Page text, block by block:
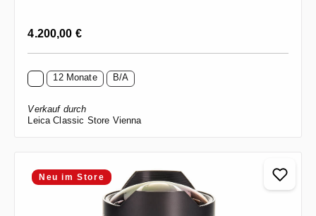
Regulärer Preis:
4.200,00 €
12 Monate B/A
Verkauf durch
Leica Classic Store Vienna
Neu im Store